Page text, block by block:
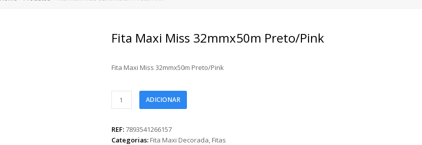
Fita Maxi Miss 32mmx50m Preto/Pink
Fita Maxi Miss 32mmx50m Preto/Pink
Fita
Maxi
32mmx50m
Preto/Pink
ADICIONAR
REF:7893541266157
Categorias: Fita Maxi Decorada, Fitas